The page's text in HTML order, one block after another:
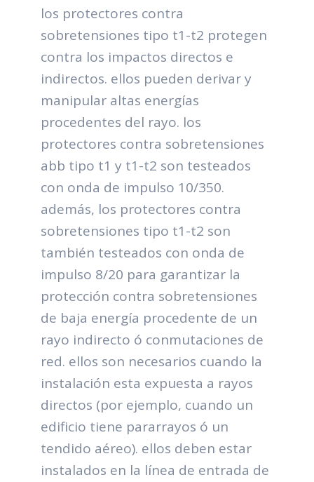
los protectores contra
sobretensiones tipo t1-t2 protegen
contra los impactos directos e
indirectos. ellos pueden derivar y
manipular altas energías
procedentes del rayo. los
protectores contra sobretensiones
abb tipo t1 y t1-t2 son testeados
con onda de impulso 10/350.
además, los protectores contra
sobretensiones tipo t1-t2 son
también testeados con onda de
impulso 8/20 para garantizar la
protección contra sobretensiones
de baja energía procedente de un
rayo indirecto ó conmutaciones de
red. ellos son necesarios cuando la
instalación esta expuesta a rayos
directos (por ejemplo, cuando un
edificio tiene pararrayos ó un
tendido aéreo). ellos deben estar
instalados en la línea de entrada de